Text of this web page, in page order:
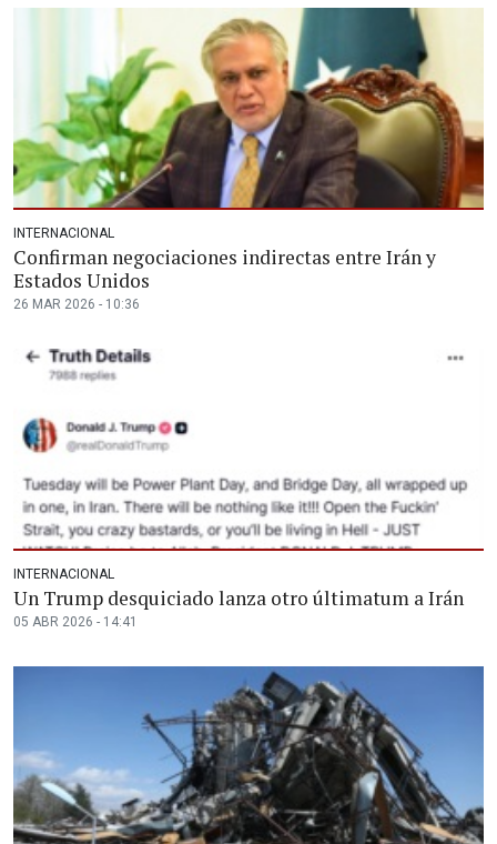
INTERNACIONAL
Confirman negociaciones indirectas entre Irán y
Estados Unidos
26 MAR 2026 - 10:36
INTERNACIONAL
Un Trump desquiciado lanza otro últimatum a Irán
05 ABR 2026 - 14:41